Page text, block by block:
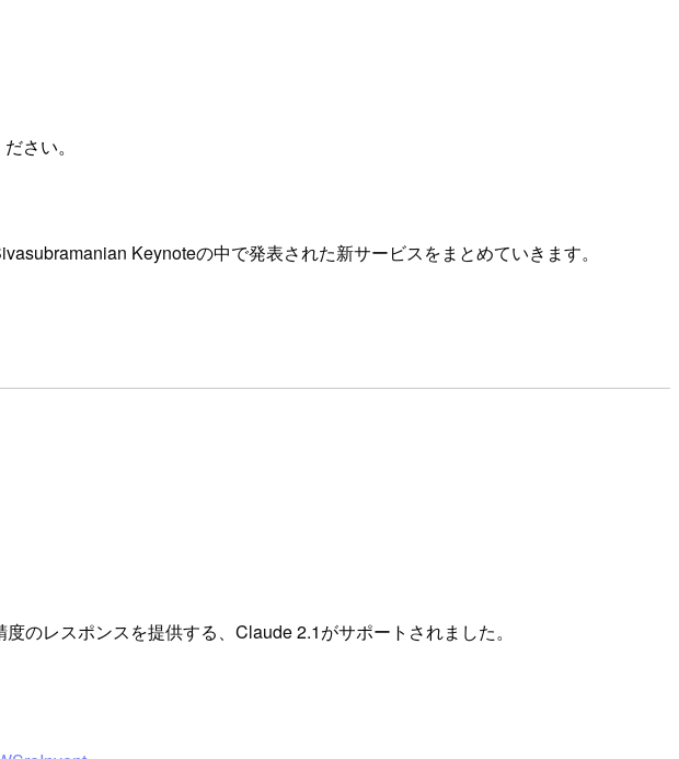
さい。
Keynoteの中で発表された新サービスをまとめていきます。
のレスポンスを提供する、Claude 2.1がサポートされました。